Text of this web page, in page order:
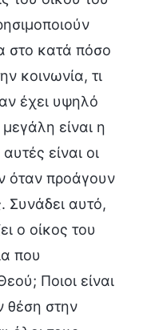
στο κατά πόσο
κοινωνία, τι
έχει υψηλό
είναι η
είναι οι
όταν προάγουν
Συνάδει αυτό,
ο οίκος του
που
Ποιοι είναι
θέση στην